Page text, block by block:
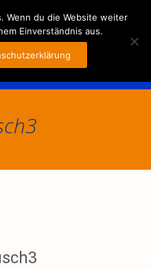
Wenn du die Website weiter
Einverständnis aus.